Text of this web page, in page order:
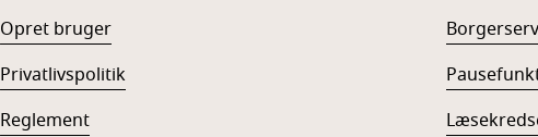
Opret bruger
Privatlivspolitik
Reglement